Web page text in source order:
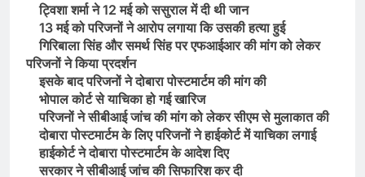
ट्विशा शर्मा ने 12 मई को ससुराल में दी थी जान
13 मई को परिजनों ने आरोप लगाया कि उसकी हत्या हुई
गिरिबाला सिंह और समर्थ सिंह पर एफआईआर की मांग को लेकर
परिजनों ने किया प्रदर्शन
इसके बाद परिजनों ने दोबारा पोस्टमार्टम की मांग की
भोपाल कोर्ट से याचिका हो गई खारिज
परिजनों ने सीबीआई जांच की मांग को लेकर सीएम से मुलाकात की
दोबारा पोस्टमार्टम के लिए परिजनों ने हाईकोर्ट में याचिका लगाई
हाईकोर्ट ने दोबारा पोस्टमार्टम के आदेश दिए
सरकार ने सीबीआई जांच की सिफारिश कर दी